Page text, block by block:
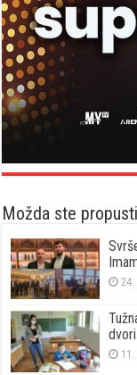
Možda ste
24.